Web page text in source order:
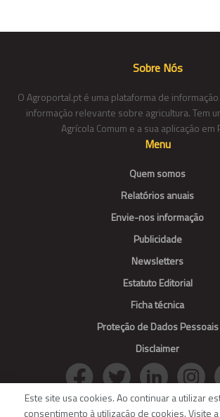
Sobre Nós
O Agroportal.pt é uma plataforma de
informação relevante sobre agricultura. Tem
Agrícola Comum e a sua aplicação em
Menu
Quem somos
Relatórios anuais
Envie-nos informação
Publicidade
Newsletters
Estatuto Editorial
Ficha técnica
Proteção de Dados Pessoais
Disclaimer
Este site usa cookies. Ao continuar a utilizar
consentimento à utilização de cookies. Visite